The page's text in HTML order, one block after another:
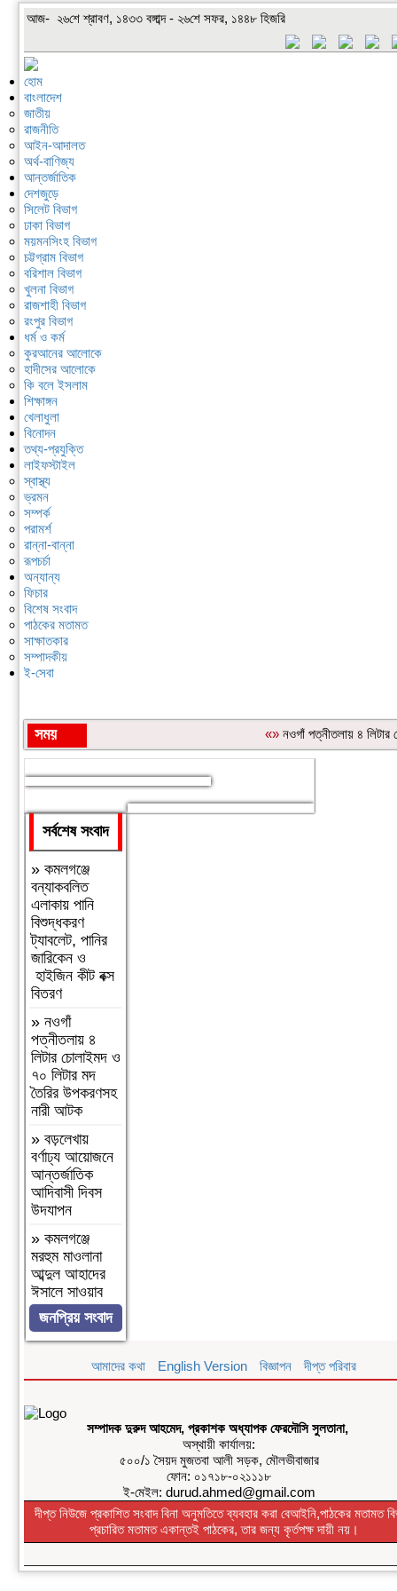
আজ- ২৬শে শ্রাবণ, ১৪৩৩ বঙ্গাব্দ - ২৬শে সফর, ১৪৪৮ হিজরি
হোম
বাংলাদেশ
জাতীয়
রাজনীতি
আইন-আদালত
অর্থ-বাণিজ্য
আন্তর্জাতিক
দেশজুড়ে
সিলেট বিভাগ
ঢাকা বিভাগ
ময়মনসিংহ বিভাগ
চট্টগ্রাম বিভাগ
বরিশাল বিভাগ
খুলনা বিভাগ
রাজশাহী বিভাগ
রংপুর বিভাগ
ধর্ম ও কর্ম
কুরআনের আলোকে
হাদীসের আলোকে
কি বলে ইসলাম
শিক্ষাঙ্গন
খেলাধুলা
বিনোদন
তথ্য-প্রযুক্তি
লাইফস্টাইল
স্বাস্থ্য
ভ্রমন
সম্পর্ক
পরামর্শ
রান্না-বান্না
রূপচর্চা
অন্যান্য
ফিচার
বিশেষ সংবাদ
পাঠকের মতামত
সাক্ষাতকার
সম্পাদকীয়
ই-সেবা
সময়
শিরোনাম:
«»নওগাঁ পত্নীতলায় ৪ লিটার
সর্বশেষ সংবাদ
» কমলগঞ্জে
বন্যাকবলিত
এলাকায় পানি
বিশুদ্ধকরণ
ট্যাবলেট, পানির
জারিকেন ও
হাইজিন কীট বক্স
বিতরণ
» নওগাঁ
পত্নীতলায় ৪
লিটার চোলাইমদ ও
৭০ লিটার মদ
তৈরির উপকরণসহ
নারী আটক
» বড়লেখায়
বর্ণাঢ্য আয়োজনে
আন্তর্জাতিক
আদিবাসী দিবস
উদযাপন
» কমলগঞ্জে
মরহুম মাওলানা
আব্দুল আহাদের
ঈসালে সাওয়াব
উপলক্ষে আলোচনা
ও দোয়া মাহফিল।
চা শ্রমিকদের
মদপানে অসুস্থ
হয়ে যুবকের মৃত্যু
টাকা মজুরিসহ চা
জনপ্রিয় সংবাদ
আমাদের কথা English Version বিজ্ঞাপন দীপ্ত পরিবার
সম্পাদক দুরুদ আহমেদ, প্রকাশক অধ্যাপক ফেরদৌসি সুলতানা,
অস্থায়ী কার্যালয়:
৫০০/১ সৈয়দ মুজতবা আলী সড়ক, মৌলভীবাজার
ফোন: ০১৭১৮-০২১১১৮
ই-মেইল: durud.ahmed@gmail.com
দীপ্ত নিউজে প্রকাশিত সংবাদ বিনা অনুমতিতে ব্যবহার করা বেআইনি,পাঠকের মতামত
প্রচারিত মতামত একান্তই পাঠকের, তার জন্য কৃর্তপক্ষ দায়ী নয়।